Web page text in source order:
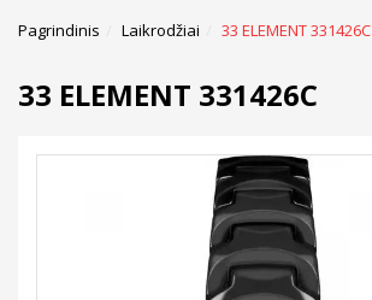
Pagrindinis Laikrodžiai 33 ELEMENT 331426C
33 ELEMENT 331426C